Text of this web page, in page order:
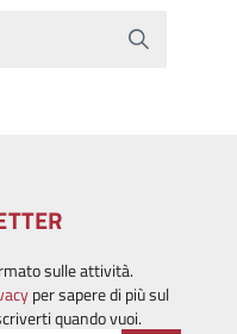
sulle attività.
per sapere di più sul
quando vuoi.